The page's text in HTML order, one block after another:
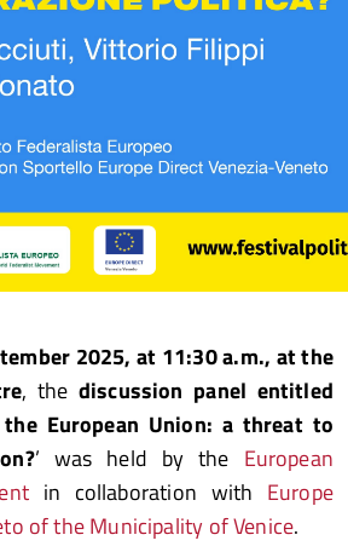
2025, at 11:30 a.m., at the
, the discussion panel entitled
the European Union: a threat to
’ was held by the European
in collaboration with Europe
of the Municipality of Venice.